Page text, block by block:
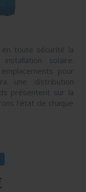
toute sécurité la
solaire.
pour
une distribution
présentent sur la
l'état de chaque